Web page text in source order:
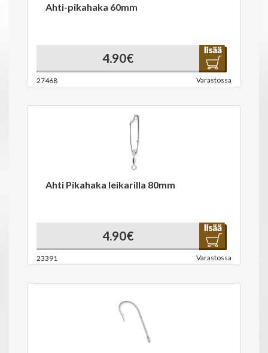
Ahti-pikahaka 60mm
4.90€
27468 Varastossa
Ahti Pikahaka leikarilla 80mm
4.90€
23391 Varastossa